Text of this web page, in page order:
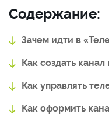
Содержание:
Зачем идти в
Как создать канал
Как управлять
Как оформить